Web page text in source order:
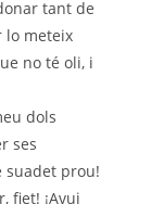
tant de
lo meteix
no té oli, i
dols
ses
suadet prou!
fiet! ¡Avui